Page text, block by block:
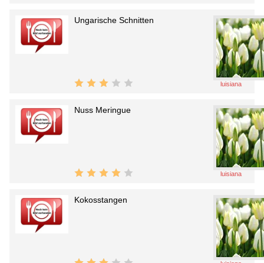
luisiana
Ungarische Schnitten
luisiana
Nuss Meringue
Kokosstangen